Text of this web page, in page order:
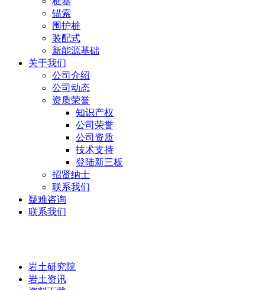
锚索
围护桩
装配式
新能源基础
关于我们
公司介绍
公司动态
资质荣誉
知识产权
公司荣誉
公司资质
技术支持
登陆新三板
招贤纳士
联系我们
疑难咨询
联系我们
岩土研究院
岩土资讯